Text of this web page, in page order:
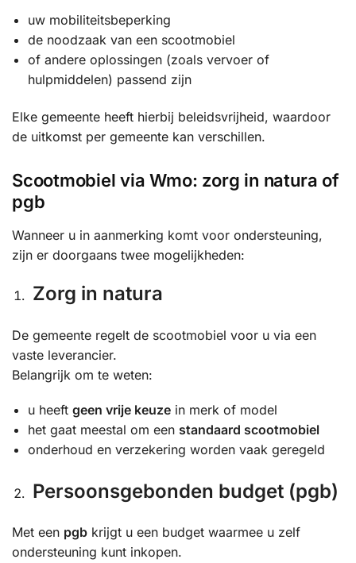
uw mobiliteitsbeperking
de noodzaak van een scootmobiel
of andere oplossingen (zoals vervoer of
hulpmiddelen) passend zijn
Elke gemeente heeft hierbij beleidsvrijheid, waardoor
de uitkomst per gemeente kan verschillen.
Scootmobiel via Wmo: zorg in natura of
pgb
Wanneer u in aanmerking komt voor ondersteuning,
zijn er doorgaans twee mogelijkheden:
Zorg in natura
De gemeente regelt de scootmobiel voor u via een
vaste leverancier.
Belangrijk om te weten:
u heeft geen vrije keuze in merk of model
het gaat meestal om een standaard scootmobiel
onderhoud en verzekering worden vaak geregeld
Persoonsgebonden budget (pgb)
Met een pgb krijgt u een budget waarmee u zelf
ondersteuning kunt inkopen.